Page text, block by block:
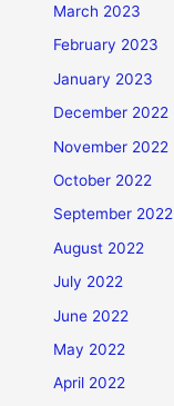
March 2023
February 2023
January 2023
December 2022
November 2022
October 2022
September 2022
August 2022
July 2022
June 2022
May 2022
April 2022